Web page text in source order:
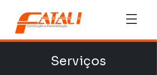
Serviços